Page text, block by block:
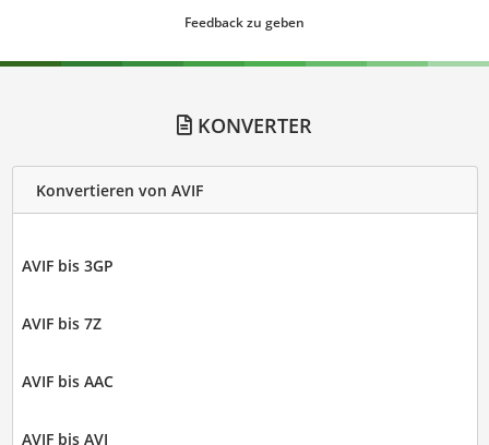
Feedback zu geben
KONVERTER
Konvertieren von AVIF
AVIF bis 3GP
AVIF bis 7Z
AVIF bis AAC
AVIF bis AVI